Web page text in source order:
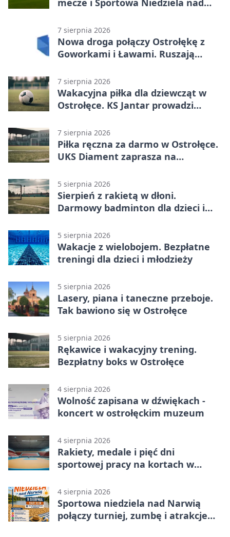
7 sierpnia 2026
Nowa droga połączy Ostrołękę z
Goworkami i Ławami. Ruszają
7 sierpnia 2026
Wakacyjna piłka dla dziewcząt w
Ostrołęce. KS Jantar prowadzi
7 sierpnia 2026
Piłka ręczna za darmo w Ostrołęce.
UKS Diament zaprasza na
5 sierpnia 2026
Sierpień z rakietą w dłoni.
Darmowy badminton dla dzieci i
5 sierpnia 2026
Wakacje z wielobojem. Bezpłatne
treningi dla dzieci i młodzieży
5 sierpnia 2026
Lasery, piana i taneczne przeboje.
Tak bawiono się w Ostrołęce
5 sierpnia 2026
Rękawice i wakacyjny trening.
Bezpłatny boks w Ostrołęce
4 sierpnia 2026
Wolność zapisana w dźwiękach -
koncert w ostrołęckim muzeum
4 sierpnia 2026
Rakiety, medale i pięć dni
sportowej pracy na kortach w
4 sierpnia 2026
Sportowa niedziela nad Narwią
połączy turniej, zumbę i atrakcje